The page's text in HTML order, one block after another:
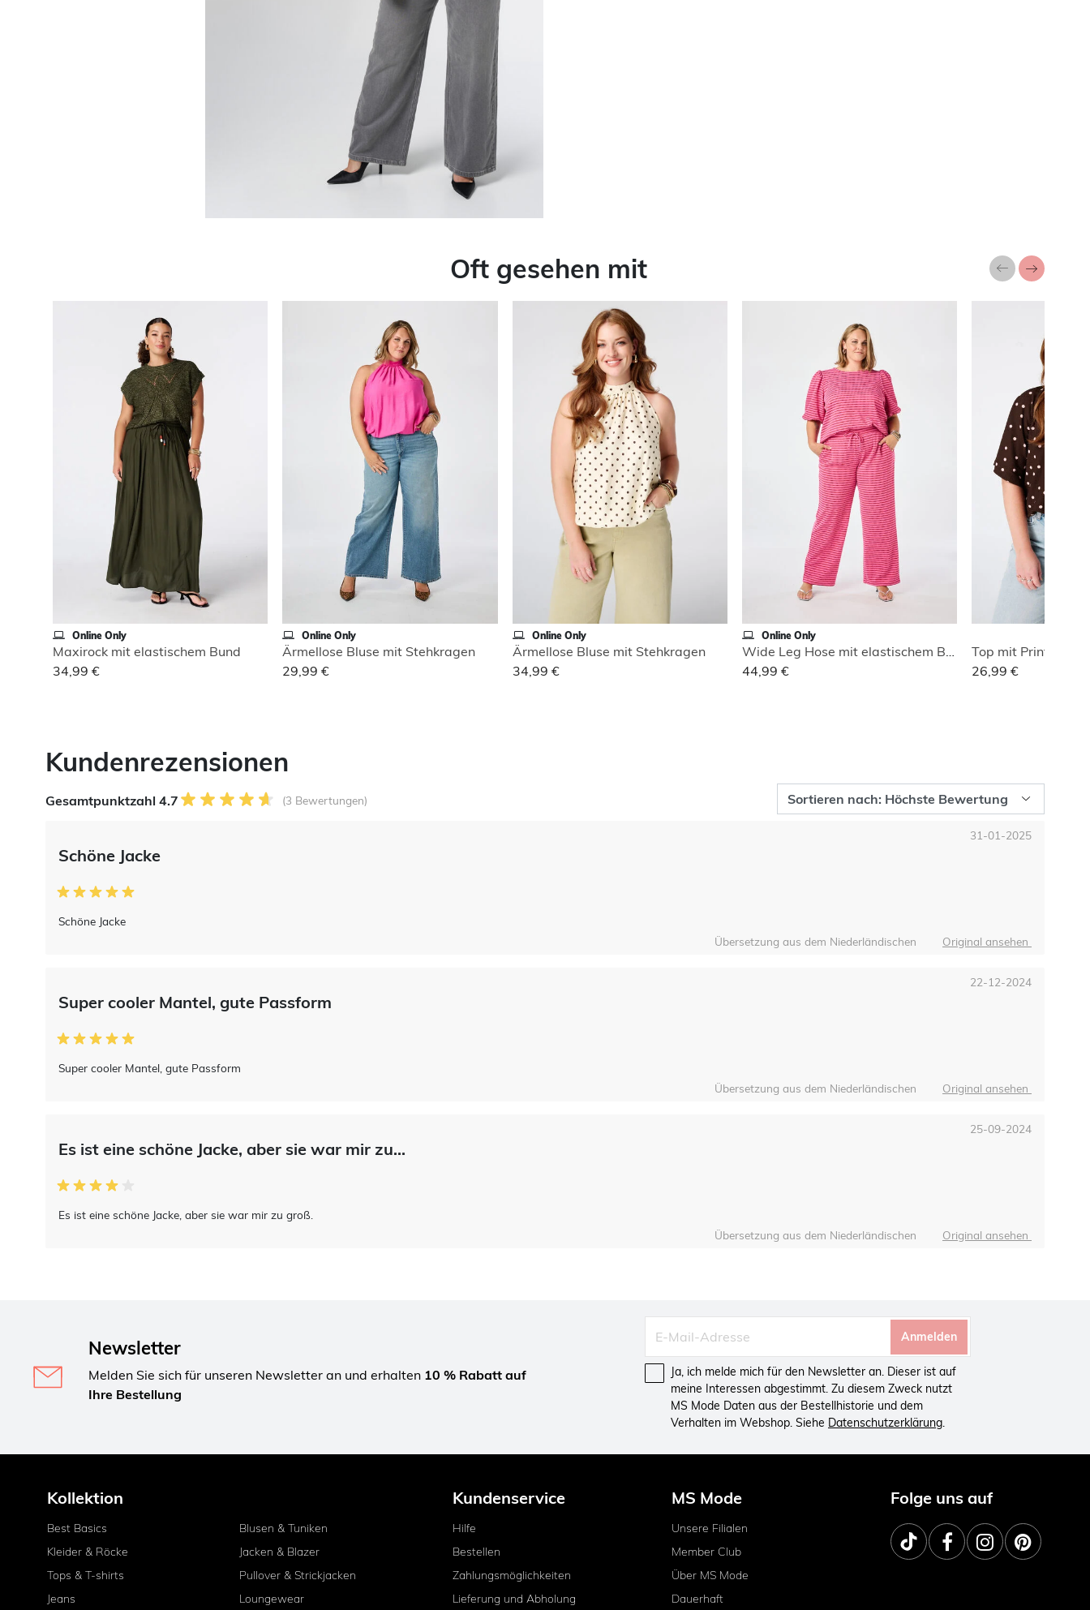
Oft gesehen mit
Online Only
Maxirock mit elastischem Bund
34,99 €
Online Only
Ärmellose Bluse mit Stehkragen
29,99 €
Online Only
Ärmellose Bluse mit Stehkragen
34,99 €
Online Only
Wide Leg Hose mit elastischem Bund
44,99 €
Top mit Print und
26,99 €
Kundenrezensionen
Gesamtpunktzahl 4.7 (3 Bewertungen)
Schöne Jacke
Schöne Jacke
31-01-2025
Übersetzung aus dem Niederländischen Original ansehen
Super cooler Mantel, gute Passform
Super cooler Mantel, gute Passform
22-12-2024
Übersetzung aus dem Niederländischen Original ansehen
Es ist eine schöne Jacke, aber sie war mir zu...
Es ist eine schöne Jacke, aber sie war mir zu groß.
25-09-2024
Übersetzung aus dem Niederländischen Original ansehen
Newsletter
Melden Sie sich für unseren Newsletter an und erhalten 10 % Rabatt auf
Ihre Bestellung
Anmelden
Ja, ich melde mich für den Newsletter an. Dieser ist auf
meine Interessen abgestimmt. Zu diesem Zweck nutzt
MS Mode Daten aus der Bestellhistorie und dem
Verhalten im Webshop. Siehe Datenschutzerklärung.
Kollektion
Best Basics
Kleider & Röcke
Tops & T-shirts
Jeans
Blusen & Tuniken
Jacken & Blazer
Pullover & Strickjacken
Loungewear
Kundenservice
Hilfe
Bestellen
Zahlungsmöglichkeiten
Lieferung und Abholung
MS Mode
Unsere Filialen
Member Club
Über MS Mode
Dauerhaft
Folge uns auf